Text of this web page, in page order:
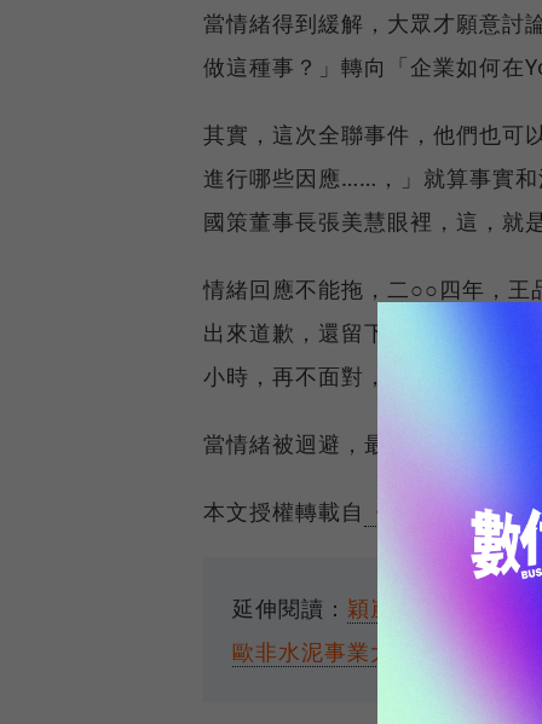
當情緒得到緩解，大眾才願意討
做這種事？」轉向「企業如何在
其實，這次全聯事件，他們也可
進行哪些因應……，」就算事實
國策董事長張美慧眼裡，這，就
情緒回應不能拖，二○○四年，王
出來道歉，還留下一句名言：「
小時，再不面對，人們會覺得你
當情緒被迴避，最後，它就會形
本文授權轉載自 《商業周刊》
延伸閱讀： 穎崴從「客戶的客
歐非水泥事業大將，如何將